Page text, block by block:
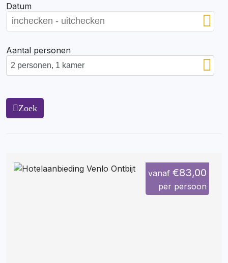
Datum
Aantal personen
Zoek
vanaf €83,00
per persoon